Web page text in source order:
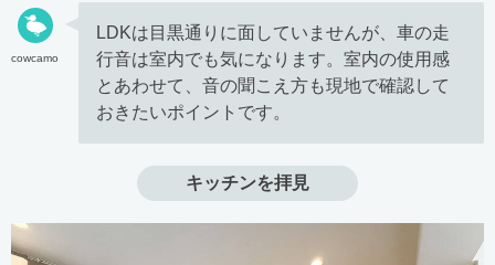
cowcamo
LDKは目黒通りに面していませんが、車の走
行音は室内でも気になります。室内の使用感
とあわせて、音の聞こえ方も現地で確認して
おきたいポイントです。
キッチンを拝見